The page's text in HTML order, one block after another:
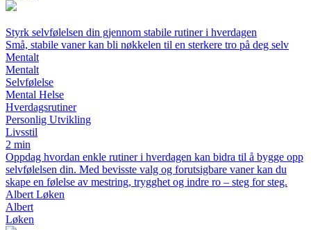
Styrk selvfølelsen din gjennom stabile rutiner i hverdagen
Små, stabile vaner kan bli nøkkelen til en sterkere tro på deg selv
Mentalt
Mentalt
Selvfølelse
Mental Helse
Hverdagsrutiner
Personlig Utvikling
Livsstil
2 min
Oppdag hvordan enkle rutiner i hverdagen kan bidra til å bygge opp
selvfølelsen din. Med bevisste valg og forutsigbare vaner kan du
skape en følelse av mestring, trygghet og indre ro – steg for steg.
Albert Løken
Albert
Løken